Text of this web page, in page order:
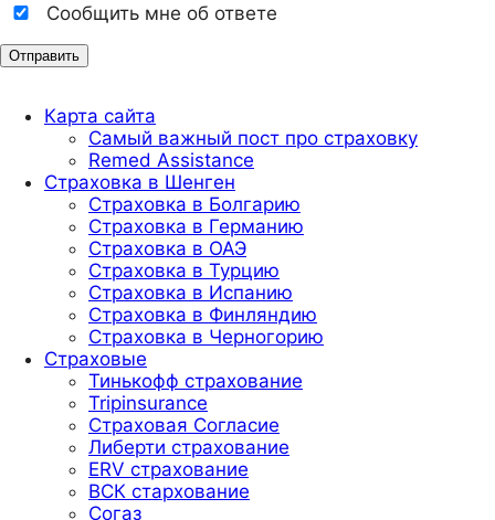
Сообщить мне об ответе
Карта сайта
Самый важный пост про страховку
Remed Assistance
Страховка в Шенген
Страховка в Болгарию
Страховка в Германию
Страховка в ОАЭ
Страховка в Турцию
Страховка в Испанию
Страховка в Финляндию
Страховка в Черногорию
Страховые
Тинькофф страхование
Tripinsurance
Страховая Согласие
Либерти страхование
ERV страхование
ВСК стархование
Согаз